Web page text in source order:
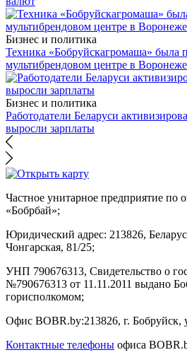
Бизнес и политика
Техника «Бобруйскагромаша» была
мультибрендовом центре в Воронеже
Бизнес и политика
Работодатели Беларуси
выросли зарплаты
Частное унитарное предприятие по
«Бобрбай»;
Юридический адрес: 213826,
Чонгарская, 81/25;
УНП 790676313, Свидетельство о
№790676313 от 11.11.2011 выдано
горисполкомом;
Офис BOBR.by:213826, г. Бобруйск,
Контактные телефоны офиса